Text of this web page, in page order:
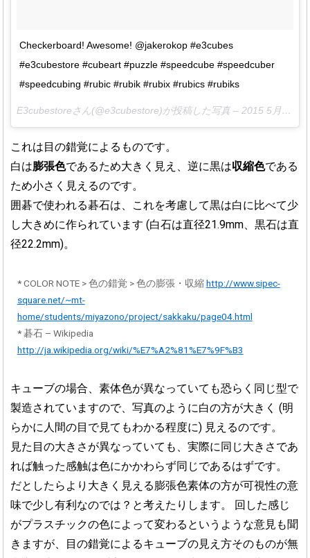
Checkerboard! Awesome! @jakerokop #e3cubes
#e3cubestore #cubeart #puzzle #speedcube #speedcuber
#speedcubing #rubic #rubik #rubix #rubics #rubiks
E3cubestoreさん(@e3cubestore)が投稿した写真 – 2015 5月 6 10:07午前 PDT
これは目の錯覚によるものです。
白は膨張色であるため大きく見え、逆に黒は収縮色である
ため小さく見えるのです。
囲碁で使われる碁石は、これを考慮して黒は白に比べて少
し大きめに作られています (白石は直径21.9mm、黒石は直
径22.2mm)。
* COLOR NOTE > 色の錯覚 > 色の膨張・収縮http://www.sipec-
square.net/~mt-
home/students/miyazono/project/sakkaku/page04.html
* 碁石 – Wikipedia
http://ja.wikipedia.org/wiki/%E7%A2%81%E7%9F%B3
キューブの場合、素体色が異なっていても恐らく同じ型で
製造されていますので、写真のように白の方が大きく (明
らかに人間の目で見てもわかる程度に) 見えるのです。
見た目の大きさが異なっていても、実際に同じ大きさであ
れば触った感触は色にかかわらず同じであるはずです。
だとしたらより大きく見える膨張色素体の方が可視性の意
味で少し有利なのでは？と考えたりします。 回した感じ
がプラスチックの色によって変わるというような意見も聞
きますが、目の錯覚によるキューブの見え方そのものが無